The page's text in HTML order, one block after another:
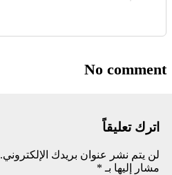
No comment
اترك تعليقاً
لن يتم نشر عنوان بريدك الإلكتروني.
مشار إليها بـ *